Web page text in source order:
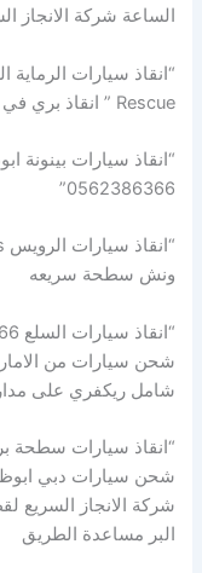
الساعة شركة الانجاز
Rescue ” انقاذ بري في ابوظبي
0562386366”
ونش سطحة سريعه
شحن سيارات من
شامل ريكفري على
شحن سيارات دبي
شركة الانجاز السريع
البر مساعدة الطريق